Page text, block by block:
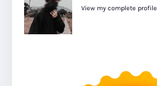
View my complete profile